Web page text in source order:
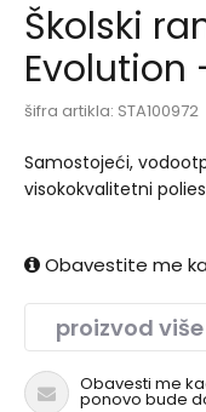
Školski
Evolution
šifra artikla: STA100972
Samostojeći,
visokokvalitetni
Obavestite me
proizvod
Obavesti me
ponovo bude